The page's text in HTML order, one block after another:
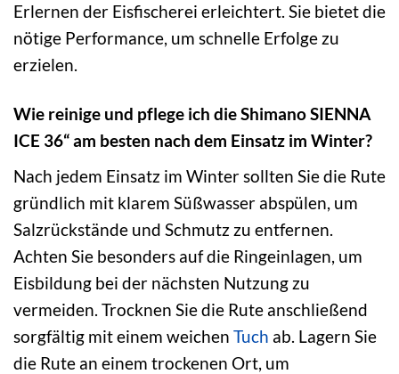
Erlernen der Eisfischerei erleichtert. Sie bietet die
nötige Performance, um schnelle Erfolge zu
erzielen.
Wie reinige und pflege ich die Shimano SIENNA
ICE 36“ am besten nach dem Einsatz im Winter?
Nach jedem Einsatz im Winter sollten Sie die Rute
gründlich mit klarem Süßwasser abspülen, um
Salzrückstände und Schmutz zu entfernen.
Achten Sie besonders auf die Ringeinlagen, um
Eisbildung bei der nächsten Nutzung zu
vermeiden. Trocknen Sie die Rute anschließend
sorgfältig mit einem weichen Tuch ab. Lagern Sie
die Rute an einem trockenen Ort, um